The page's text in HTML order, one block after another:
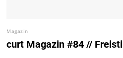
Magazin
curt Magazin #84 // Freistil